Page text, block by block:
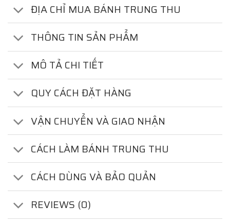
ĐỊA CHỈ MUA BÁNH TRUNG THU
THÔNG TIN SẢN PHẨM
MÔ TẢ CHI TIẾT
QUY CÁCH ĐẶT HÀNG
VẬN CHUYỂN VÀ GIAO NHẬN
CÁCH LÀM BÁNH TRUNG THU
CÁCH DÙNG VÀ BẢO QUẢN
REVIEWS (0)